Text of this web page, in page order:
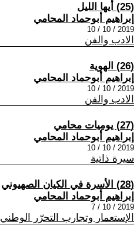
(25) أيها الليل
إبراهيم أبوحماد المحامي
2019 / 10 / 10
الادب والفن
(26) الهوية
إبراهيم أبوحماد المحامي
2019 / 10 / 10
الادب والفن
(27) يوميات محامي
إبراهيم أبوحماد المحامي
2019 / 10 / 10
سيرة ذاتية
(28) الأسرة في الكيان الصهيوني
إبراهيم أبوحماد المحامي
2019 / 10 / 7
الإستعمار وتجارب التحرّر الوطني